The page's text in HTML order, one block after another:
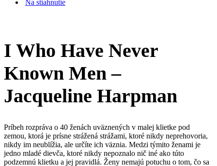
Na stiahnutie
I Who Have Never
Known Men –
Jacqueline Harpman
Príbeh rozpráva o 40 ženách uväznených v malej klietke pod
zemou, ktorá je prísne strážená strážami, ktoré nikdy neprehovoria,
nikdy im neublížia, ale určíte ich väznia. Medzi týmito ženami je
jedno mladé dievča, ktoré nikdy nepoznalo nič iné ako túto
podzemnú klietku a jej pravidlá. Ženy nemajú potuchu o tom, čo sa